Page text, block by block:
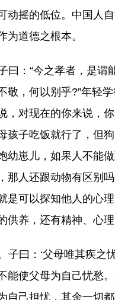
动摇的低位。中国人
为道德之根本。
曰：“今之孝者，是谓
敬，何以别乎?”年轻
，对现在的你来说，
孩子吃饭就行了，但
幼崽儿，如果人不能
那人还跟动物有区别
是可以探知他人的心
供养，还有精神、心理
子曰：‘父母唯其疾之
能使父母为自己忧愁
自己担忧，其余一切